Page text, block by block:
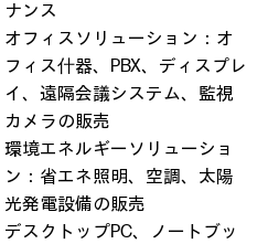
ナンス
オフィスソリューション：オ
フィス什器、PBX、ディスプレ
イ、遠隔会議システム、監視
カメラの販売
環境エネルギーソリューショ
ン：省エネ照明、空調、太陽
光発電設備の販売
デスクトップPC、ノートブッ